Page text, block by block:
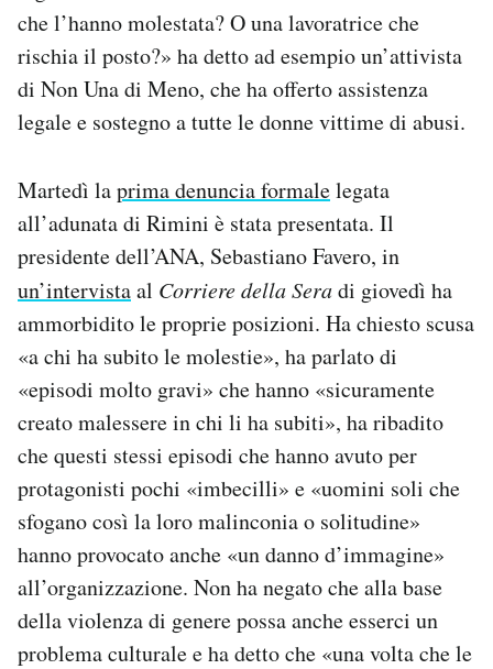
che l’hanno molestata? O una lavoratrice che
rischia il posto?» ha detto ad esempio un’attivista
di Non Una di Meno, che ha offerto assistenza
legale e sostegno a tutte le donne vittime di abusi.
Martedì laprima denuncia formalelegata
all’adunata di Rimini è stata presentata. Il
presidente dell’ANA, Sebastiano Favero, in
un’intervistaal Corriere della Seradi giovedì ha
ammorbidito le proprie posizioni. Ha chiesto scusa
«a chi ha subito le molestie», ha parlato di
«episodi molto gravi» che hanno «sicuramente
creato malessere in chi li ha subiti», ha ribadito
che questi stessi episodi che hanno avuto per
protagonisti pochi «imbecilli» e «uomini soli che
sfogano così la loro malinconia o solitudine»
hanno provocato anche «un danno d’immagine»
all’organizzazione. Non ha negato che alla base
della violenza di genere possa anche esserci un
problema culturale e ha detto che «una volta che le